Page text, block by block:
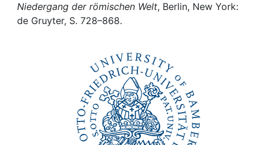
My FIS
Niedergang der römischen Welt, Berlin, New York:
de Gruyter, S. 728–868.